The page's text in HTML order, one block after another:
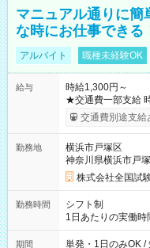
マニュアル通りに
な時にお仕事でき
アルバイト 職種未経験OK
給与
時給1,300円～
★交通費一部支給
※勤務回数により
り！】 希望される
例】 ・河合塾模擬
×8時間＝日収
円の場合あり ・国
円（役割手当＋100円
間】試用期間なし
交通費別途支給
勤務地
横浜市戸塚区
神奈川県横浜市戸
株式会社全国試
勤務時間
シフト制
1日あたりの実働
間は 試験により
期間 単発・1日のみOK /